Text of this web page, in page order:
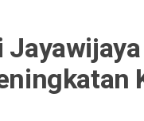
Jayawijaya